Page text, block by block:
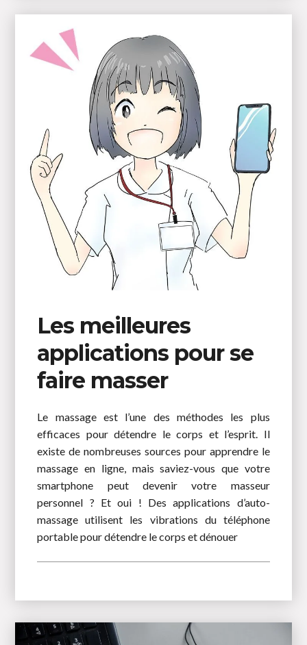
Les meilleures
applications pour se
faire masser
Le massage est l’une des méthodes les plus
efficaces pour détendre le corps et l’esprit. Il
existe de nombreuses sources pour apprendre le
massage en ligne, mais saviez-vous que votre
smartphone peut devenir votre masseur
personnel ? Et oui ! Des applications d’auto-
massage utilisent les vibrations du téléphone
portable pour détendre le corps et dénouer